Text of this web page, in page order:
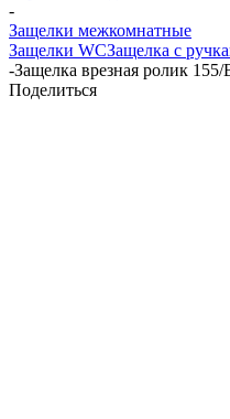
-
Защелки межкомнатные
Защелки WCЗащелка с
-Защелка врезная ролик
Поделиться